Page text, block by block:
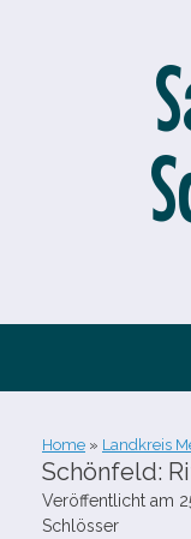
Home » Landkreis
Schönfeld:
Veröffentlicht am
Schlösser